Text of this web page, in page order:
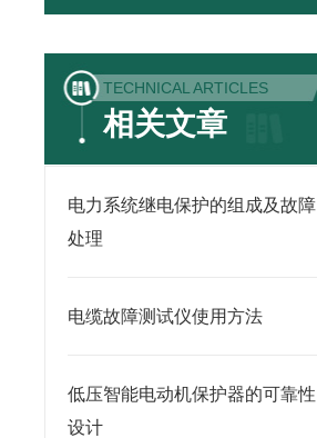
TECHNICAL ARTICLES
相关文章
电力系统继电保护的组成及故障
处理
电缆故障测试仪使用方法
低压智能电动机保护器的可靠性
设计